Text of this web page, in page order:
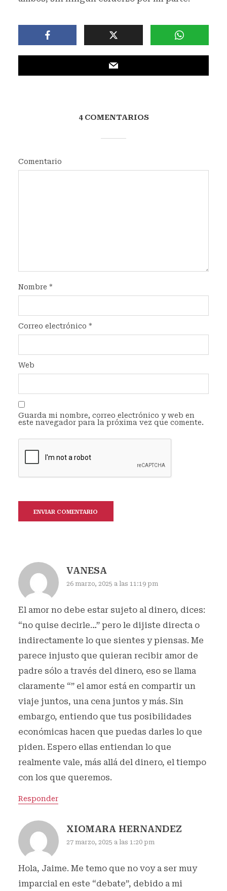
4 COMENTARIOS
Comentario
Nombre *
Correo electrónico *
Web
Guarda mi nombre, correo electrónico y web en
este navegador para la próxima vez que comente.
VANESA
26 marzo, 2025 a las 11:19 pm
El amor no debe estar sujeto al dinero, dices:
“no quise decirle…” pero le dijiste directa o
indirectamente lo que sientes y piensas. Me
parece injusto que quieran recibir amor de
padre sólo a través del dinero, eso se llama
claramente “” el amor está en compartir un
viaje juntos, una cena juntos y más. Sin
embargo, entiendo que tus posibilidades
económicas hacen que puedas darles lo que
piden. Espero ellas entiendan lo que
realmente vale, más allá del dinero, el tiempo
con los que queremos.
Responder
XIOMARA HERNANDEZ
27 marzo, 2025 a las 1:20 pm
Hola, Jaime. Me temo que no voy a ser muy
imparcial en este “debate”, debido a mi